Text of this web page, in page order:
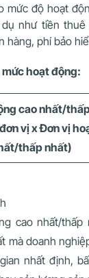
mức độ hoạt
như tiền thuê
hàng, phí bảo
hoạt động:
cao nhất/
vị x Đơn vị
thấp nhất)
cao nhất/thấp
mà doanh
nhất định,